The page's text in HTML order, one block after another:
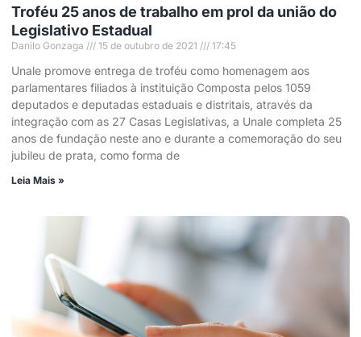
Troféu 25 anos de trabalho em prol da união do
Legislativo Estadual
Danilo Gonzaga 15 de outubro de 2021 17:45
Unale promove entrega de troféu como homenagem aos
parlamentares filiados à instituição Composta pelos 1059
deputados e deputadas estaduais e distritais, através da
integração com as 27 Casas Legislativas, a Unale completa 25
anos de fundação neste ano e durante a comemoração do seu
jubileu de prata, como forma de
Leia Mais »